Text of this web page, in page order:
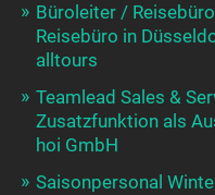
Büroleiter /
Reisebüro in
alltours
Teamlead Sales &
Zusatzfunktion als
hoi GmbH
Saisonpersonal